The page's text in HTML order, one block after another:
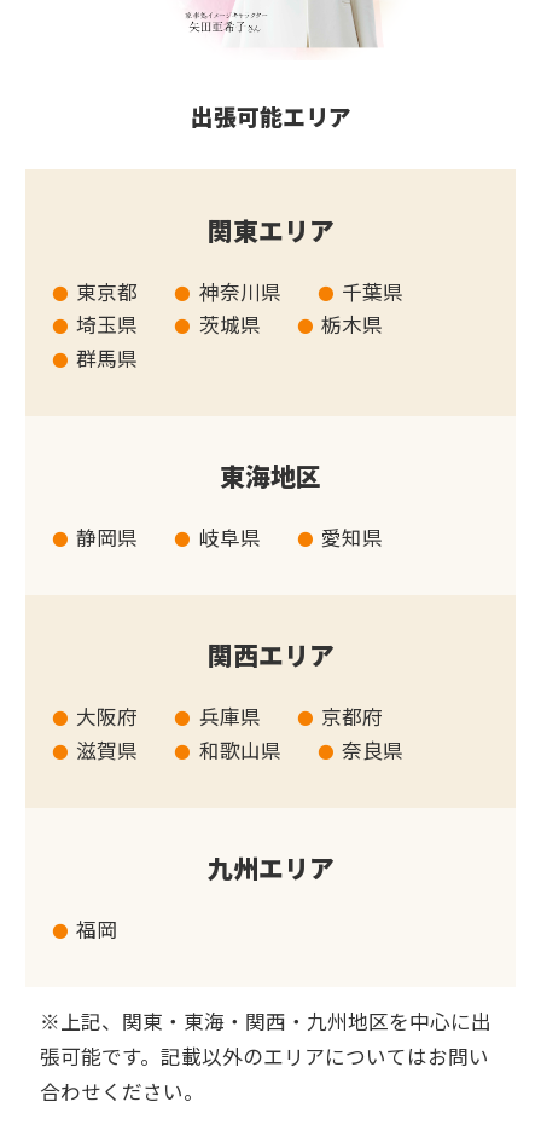
出張可能エリア
関東エリア
東京都 神奈川県
千葉県
埼玉県
茨城県
栃木県
群馬県
東海地区
静岡県 岐阜県 愛知県
関西エリア
大阪府 兵庫県
京都府
滋賀県
和歌山県 奈良県
九州エリア
福岡
※上記、関東・東海・関西・九州地区を中心に出
張可能です。記載以外のエリアについてはお問い
合わせください。